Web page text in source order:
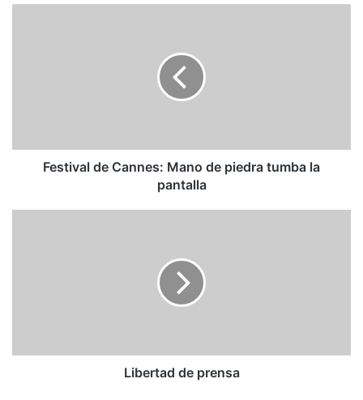
pantalla
Festival de Cannes: Mano de piedra tumba la
pantalla
Libertad de prensa